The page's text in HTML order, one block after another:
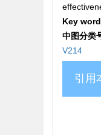
Key
中图分类
V214
引用